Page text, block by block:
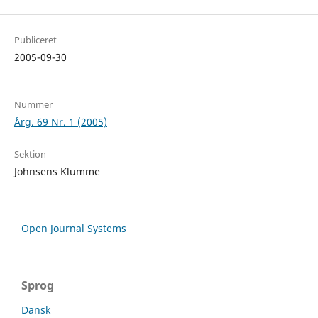
Publiceret
2005-09-30
Nummer
Årg. 69 Nr. 1 (2005)
Sektion
Johnsens Klumme
Open Journal Systems
Sprog
Dansk